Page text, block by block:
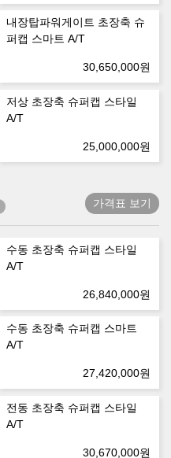
내장탑파워게이트 초장축 슈
퍼캡 스마트 A/T
30,650,000원
저상 초장축 슈퍼캡 스타일
A/T
25,000,000원
가격표 보기
수동 초장축 슈퍼캡 스타일
A/T
26,840,000원
수동 초장축 슈퍼캡 스마트
A/T
27,420,000원
전동 초장축 슈퍼캡 스타일
A/T
30,670,000원